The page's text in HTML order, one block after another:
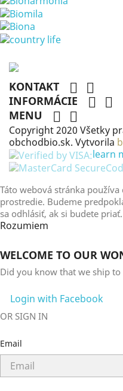
KONTAKT  
INFORMÁCIE  
MENU  
Copyright 2020 Všetky
obchodbio.sk. Vytvorila
learn
Táto webová stránka používa
prostredie. Budeme
sa odhlásiť, ak si budete priať.
Rozumiem
WELCOME TO OUR
Did you know that we ship to
Login with Facebook
OR SIGN IN
Email